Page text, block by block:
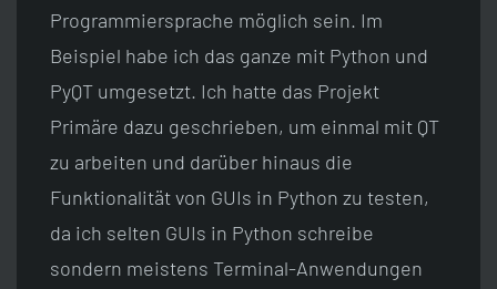
Programmiersprache möglich sein. Im
Beispiel habe ich das ganze mit Python und
PyQT umgesetzt. Ich hatte das Projekt
Primäre dazu geschrieben, um einmal mit QT
zu arbeiten und darüber hinaus die
Funktionalität von GUIs in Python zu testen,
da ich selten GUIs in Python schreibe
sondern meistens Terminal-Anwendungen